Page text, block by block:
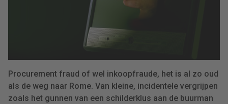
Procurement fraud of wel inkoopfraude, het is al zo oud
als de weg naar Rome. Van kleine, incidentele vergrijpen
zoals het gunnen van een schilderklus aan de buurman